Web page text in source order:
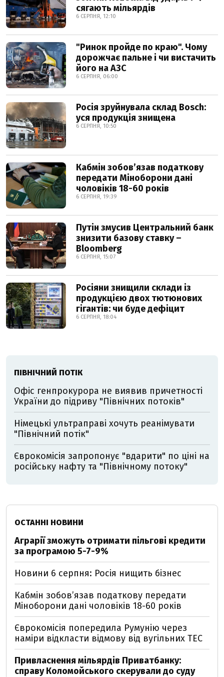
сягають мільярдів
6 СЕРПНЯ, 12:10
"Ринок пройде по краю". Чому
дорожчає пальне і чи вистачить
його на АЗС
6 СЕРПНЯ, 06:00
Росія зруйнувала склад Bosch:
уся продукція знищена
6 СЕРПНЯ, 10:50
Кабмін зобовʼязав податкову
передати Міноборони дані
чоловіків 18-60 років
6 СЕРПНЯ, 19:39
Путін змусив Центральний банк
знизити базову ставку –
Bloomberg
6 СЕРПНЯ, 15:07
Росіяни знищили склади із
продукцією двох тютюнових
гігантів: чи буде дефіцит
6 СЕРПНЯ, 18:04
ПІВНІЧНИЙ ПОТІК
Офіс генпрокурора не виявив причетності
України до підриву "Північних потоків"
Німецькі ультраправі хочуть реанімувати
"Північний потік"
Єврокомісія запропонує "вдарити" по ціні на
російську нафту та "Північному потоку"
ОСТАННІ НОВИНИ
Аграрії зможуть отримати пільгові кредити
за програмою 5-7-9%
Новини 6 серпня: Росія нищить бізнес
Кабмін зобовʼязав податкову передати
Міноборони дані чоловіків 18-60 років
Єврокомісія попередила Румунію через
наміри відкласти відмову від вугільних ТЕС
Привласнення мільярдів Приватбанку:
справу Коломойського скерували до суду